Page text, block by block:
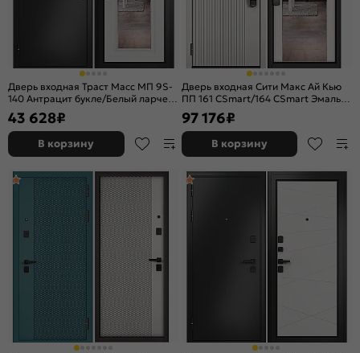
Дверь входная Траст Масс МП 9S-
140 Антрацит букле/Белый ларче, с
зеркалом, 2 замка, с ночной
задвижкой
43 628₽
В корзину
Дверь входная Сити Макс Ай Кью
ПП 161 CSmart/164 CSmart Эмаль
белоснежная/Эмаль белоснежная,
2 замка
97 176₽
В корзину